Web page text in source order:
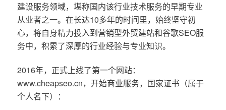
建设服务领域，堪称国内该行业技术服务的早期专业
从业者之一。在长达10多年的时间里，始终坚守初
心，将自身精力投入到营销型外贸建站和谷歌SEO服
务中，积累了深厚的行业经验与专业知识。
2016年，正式上线了第一个网站：
www.cheapseo.cn，开始商业服务，国家证书（属于
个人名下）：